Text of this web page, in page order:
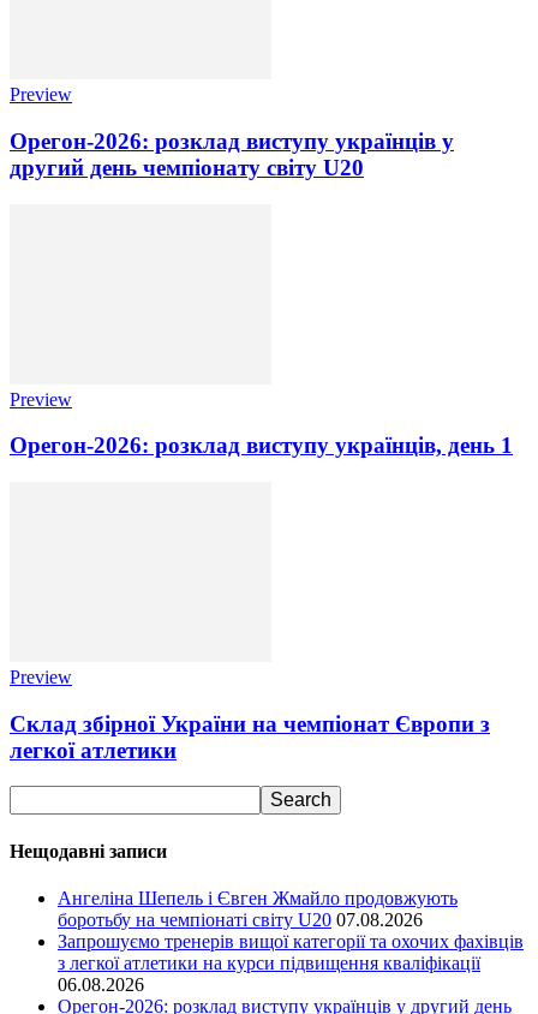
Preview
Орегон-2026: розклад виступу українців у
другий день чемпіонату світу U20
Preview
Орегон-2026: розклад виступу українців, день 1
Preview
Склад збірної України на чемпіонат Європи з
легкої атлетики
Нещодавні записи
Ангеліна Шепель і Євген Жмайло продовжують
боротьбу на чемпіонаті світу U20 07.08.2026
Запрошуємо тренерів вищої категорії та охочих фахівців
з легкої атлетики на курси підвищення кваліфікації
06.08.2026
Орегон-2026: розклад виступу українців у другий день